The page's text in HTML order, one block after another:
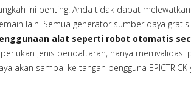
ini penting. Anda tidak dapat
lain. Semua generator sumber daya
alat seperti robot otomatis
jenis pendaftaran, hanya memvalidasi
akan sampai ke tangan pengguna